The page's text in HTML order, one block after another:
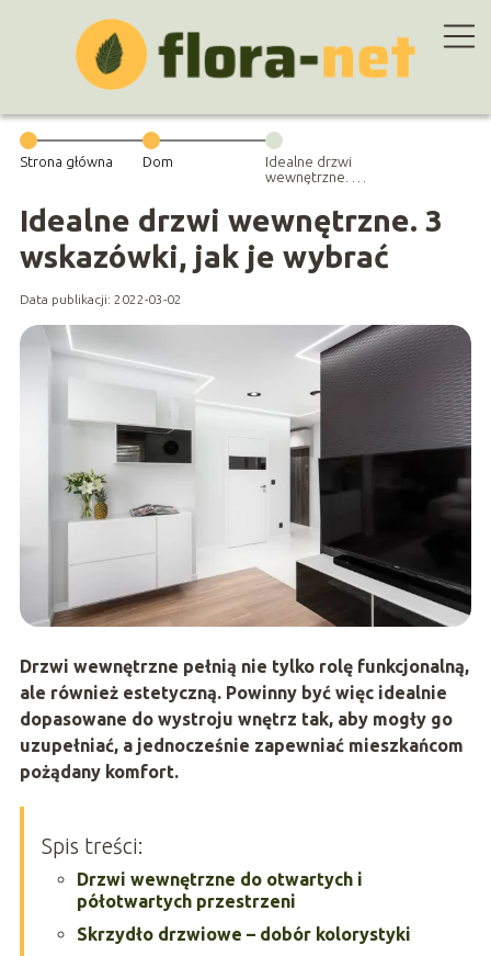
Strona główna Dom
Idealne drzwi
wewnętrzne. 3
Idealne drzwi wewnętrzne. 3
wskazówki, jak je wybrać
Data publikacji: 2022-03-02
Drzwi wewnętrzne pełnią nie tylko rolę funkcjonalną,
ale również estetyczną. Powinny być więc idealnie
dopasowane do wystroju wnętrz tak, aby mogły go
uzupełniać, a jednocześnie zapewniać mieszkańcom
pożądany komfort.
Spis treści:
Drzwi wewnętrzne do otwartych i
półotwartych przestrzeni
Skrzydło drzwiowe – dobór kolorystyki